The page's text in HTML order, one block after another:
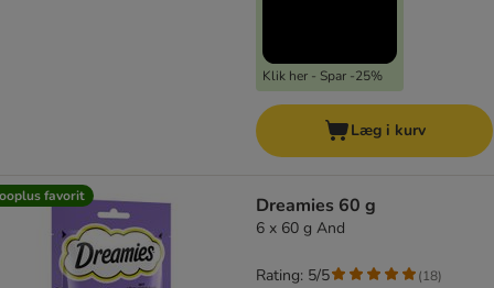
Klik her - Spar -25%
Læg i kurv
favorit Dreamies 60 g
6 x 60 g And
Rating: 5/5 (18)